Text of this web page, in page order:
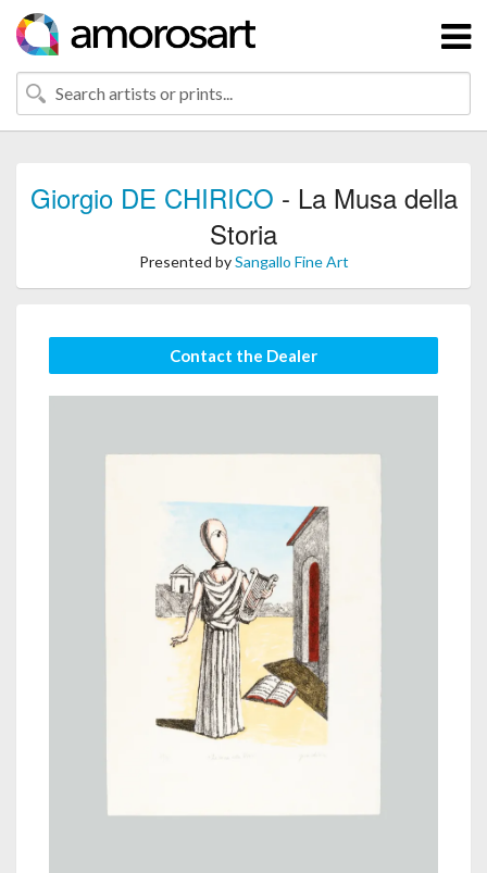
Giorgio DE CHIRICO - La Musa della
Storia
Presented bySangallo Fine Art
Contact the Dealer